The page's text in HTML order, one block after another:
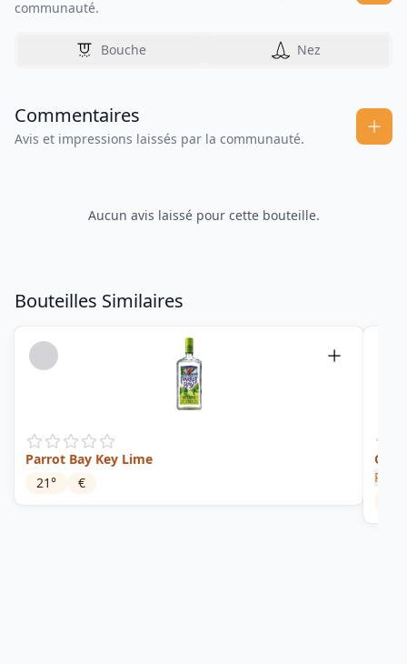
communauté.
Bouche Nez
Commentaires
Avis et impressions laissés par la communauté.
Aucun avis laissé pour cette bouteille.
Bouteilles Similaires
Parrot Bay Key Lime
21° €